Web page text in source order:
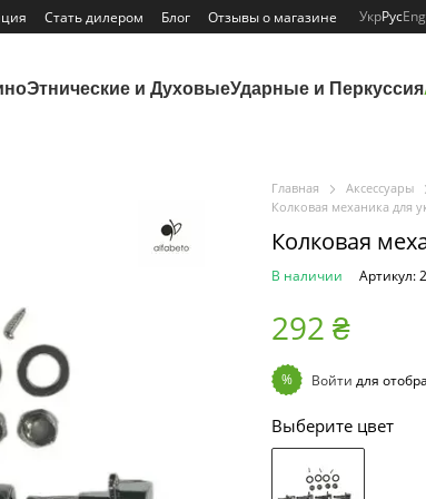
Стать дилером Блог Отзывы о магазине УкрРусEng
Этнические и ДуховыеУдарные и Перкуссия
Главная Аксессуары
Колковая механика для
Колковая
В наличии Артикул:
292 ₴
% Войти для
Выберите цвет